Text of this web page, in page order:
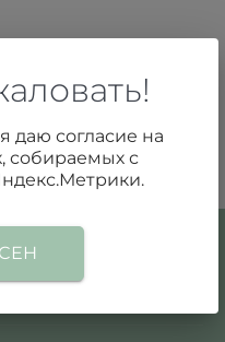
даю согласие на
собираемых с